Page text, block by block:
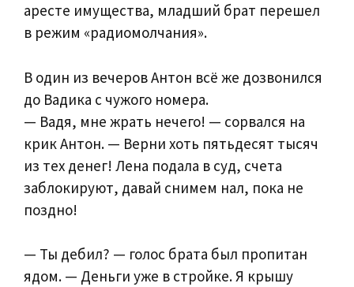
аресте имущества, младший брат перешел
в режим «радиомолчания».
В один из вечеров Антон всё же дозвонился
до Вадика с чужого номера.
— Вадя, мне жрать нечего! — сорвался на
крик Антон. — Верни хоть пятьдесят тысяч
из тех денег! Лена подала в суд, счета
заблокируют, давай снимем нал, пока не
поздно!
— Ты дебил? — голос брата был пропитан
ядом. — Деньги уже в стройке. Я крышу